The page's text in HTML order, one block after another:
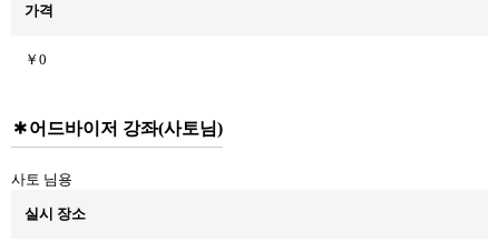
가격
￥0
어드바이저 강좌(사토님)
사토 님용
실시 장소